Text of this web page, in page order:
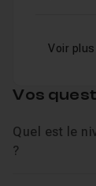
Voir
Vos
Quel est le
?